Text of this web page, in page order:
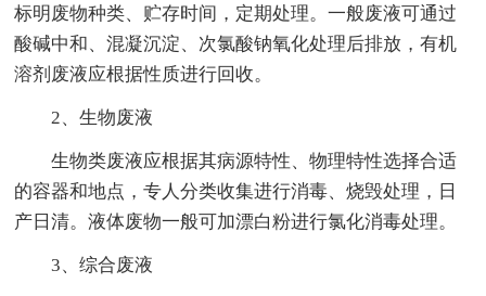
标明废物种类、贮存时间，定期处理。一般废液可通过
酸碱中和、混凝沉淀、次氯酸钠氧化处理后排放，有机
溶剂废液应根据性质进行回收。
2、生物废液
生物类废液应根据其病源特性、物理特性选择合适
的容器和地点，专人分类收集进行消毒、烧毁处理，日
产日清。液体废物一般可加漂白粉进行氯化消毒处理。
3、综合废液